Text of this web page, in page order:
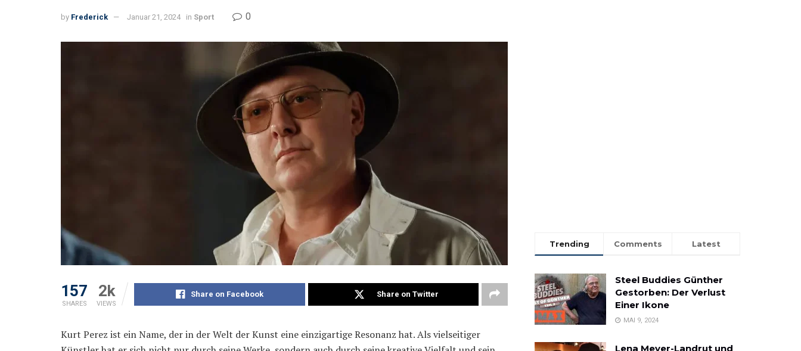
by Frederick Januar 21, 2024 in Sport 0
157
SHARES
2k
VIEWS
Share on Facebook Share on Twitter
Kurt Perez ist ein Name, der in der Welt der Kunst eine einzigartige Resonanz hat. Als vielseitiger
Trending Comments Latest
Steel Buddies Günther
Gestorben: Der Verlust
Einer Ikone
MAI 9, 2024
Lena Meyer-Landrut und